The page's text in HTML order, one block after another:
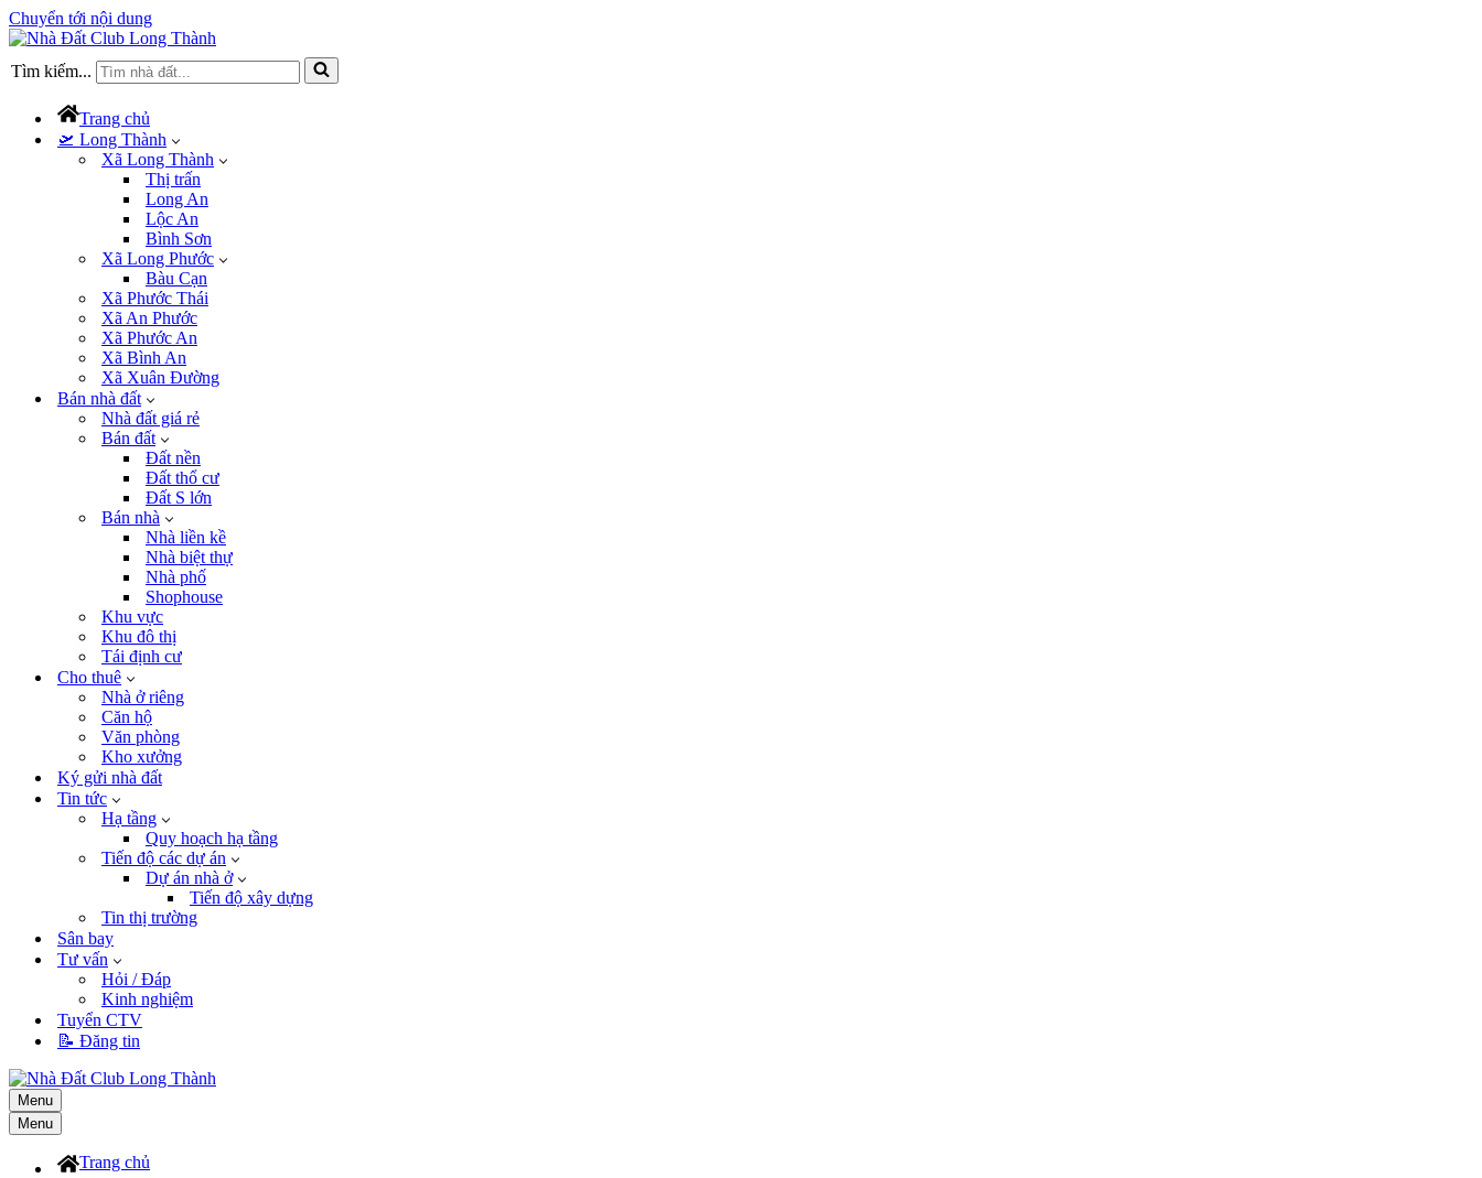
Chuyển tới nội dung
Tìm kiếm...
Trang chủ
🛫 Long Thành
Xã Long Thành
Thị trấn
Long An
Lộc An
Bình Sơn
Xã Long Phước
Bàu Cạn
Xã Phước Thái
Xã An Phước
Xã Phước An
Xã Bình An
Xã Xuân Đường
Bán nhà đất
Nhà đất giá rẻ
Bán đất
Đất nền
Đất thổ cư
Đất S lớn
Bán nhà
Nhà liền kề
Nhà biệt thự
Nhà phố
Shophouse
Khu vực
Khu đô thị
Tái định cư
Cho thuê
Nhà ở riêng
Căn hộ
Văn phòng
Kho xưởng
Ký gửi nhà đất
Tin tức
Hạ tầng
Quy hoạch hạ tầng
Tiến độ các dự án
Dự án nhà ở
Tiến độ xây dựng
Tin thị trường
Sân bay
Tư vấn
Hỏi / Đáp
Kinh nghiệm
Tuyển CTV
📝 Đăng tin
Menu
Menu
Trang chủ